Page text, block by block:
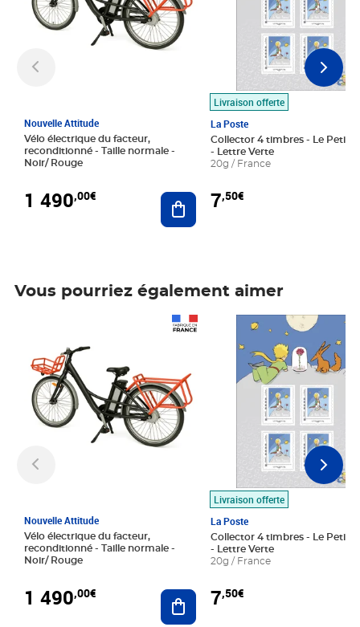
Nouvelle Attitude
Vélo électrique du facteur,
reconditionné - Taille normale -
Noir/ Rouge
1 490,00€ Ajouter au panier
Livraison offerte
La Poste
Collector 4 timbres - Le Petit
- Lettre Verte
20g / France
7,50€
Vous pourriez également aimer
Nouvelle Attitude
Vélo électrique du facteur,
reconditionné - Taille normale -
Noir/ Rouge
1 490,00€ Ajouter au panier
Livraison offerte
La Poste
Collector 4 timbres - Le Petit
- Lettre Verte
20g / France
7,50€
Prix 7,50€